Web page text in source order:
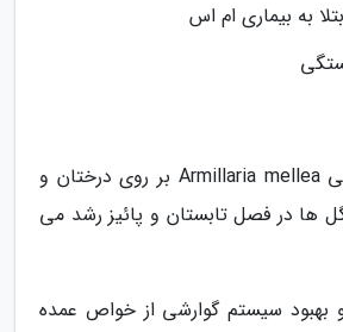
به بیماری ام اس
این قارچ با نام علمی Armillaria mellea بر روی درختان و
ها در فصل تابستان و پائیز رشد می
بهبود سیستم گوارشی از خواص عمده